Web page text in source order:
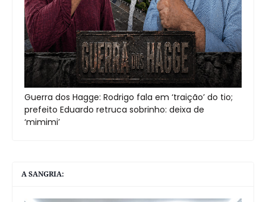
Guerra dos Hagge: Rodrigo fala em ‘traição’ do tio;
prefeito Eduardo retruca sobrinho: deixa de
‘mimimi’
A SANGRIA: